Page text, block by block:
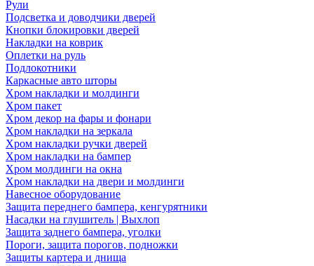
Рули
Подсветка и доводчики дверей
Кнопки блокировки дверей
Накладки на коврик
Оплетки на руль
Подлокотники
Каркасные авто шторы
Хром накладки и молдинги
Хром пакет
Хром декор на фары и фонари
Хром накладки на зеркала
Хром накладки ручки дверей
Хром накладки на бампер
Хром молдинги на окна
Хром накладки на двери и молдинги
Навесное оборудование
Защита переднего бампера, кенгурятники
Насадки на глушитель | Выхлоп
Защита заднего бампера, уголки
Пороги, защита порогов, подножки
Защиты картера и днища